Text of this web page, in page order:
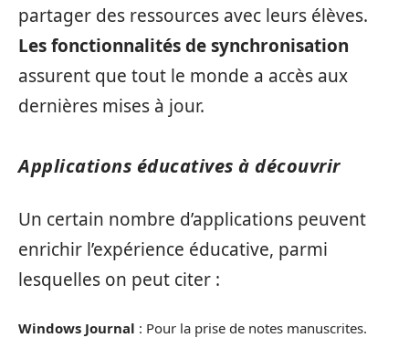
partager des ressources avec leurs élèves.
Les fonctionnalités de synchronisation
assurent que tout le monde a accès aux
dernières mises à jour.
Applications éducatives à découvrir
Un certain nombre d’applications peuvent
enrichir l’expérience éducative, parmi
lesquelles on peut citer :
Windows Journal : Pour la prise de notes manuscrites.